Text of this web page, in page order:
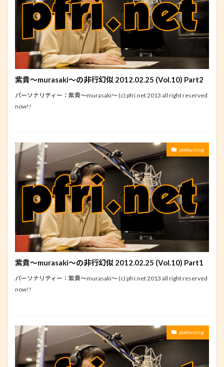
紫貴～murasaki～の非行幻似 2012.02.25 (Vol.10) Part2
パーソナリティー：紫貴～murasaki～ (c) pfri.net 2013 all right reserved
now!!
podcasting
紫貴～murasaki～の非行幻似 2012.02.25 (Vol.10) Part1
パーソナリティー：紫貴～murasaki～ (c) pfri.net 2013 all right reserved
now!!
podcasting